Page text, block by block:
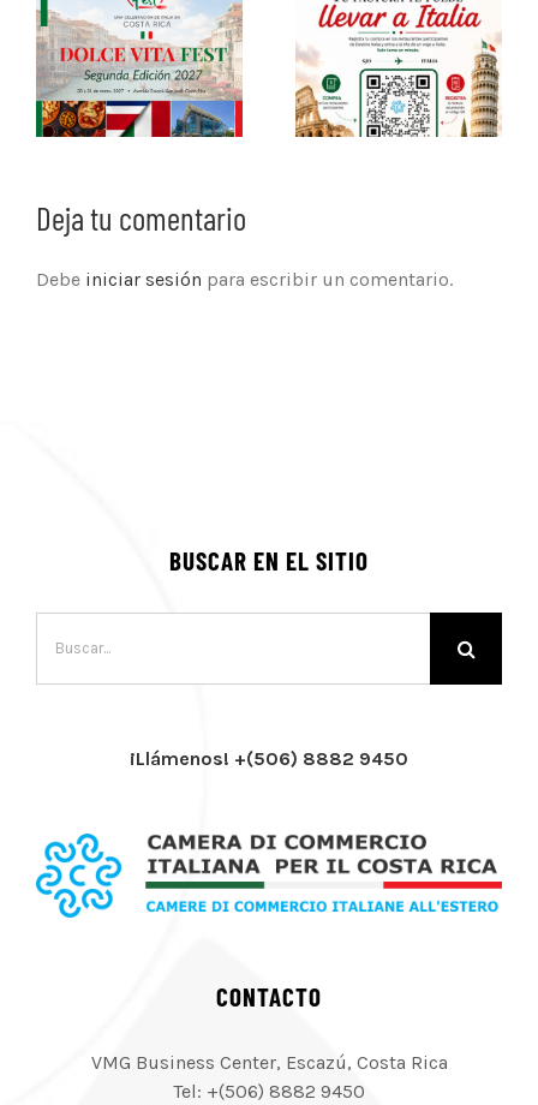
Deja tu comentario
Debe iniciar sesión para escribir un comentario.
BUSCAR EN EL SITIO
¡Llámenos! +(506) 8882 9450
CONTACTO
VMG Business Center, Escazú, Costa Rica
Tel: +(506) 8882 9450